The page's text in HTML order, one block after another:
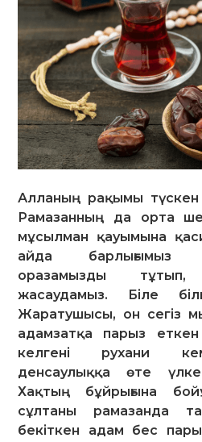
Алланың рақымы
Рамазанның да орта
мұсылман қауымына
айда барлығымыз
оразамызды тұтып,
жасаудамыз. Біле
Жаратушысы, он сегіз
адамзатқа парыз
келгені рухани
денсаулыққа өте
Хақтың бұйрығына
сұлтаны рамазанда
бекіткен адам бес